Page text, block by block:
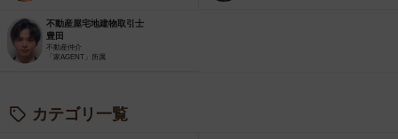
不動産屋宅地建物取引士
豊田
不動産仲介
「家AGENT」所属
カテゴリ一覧